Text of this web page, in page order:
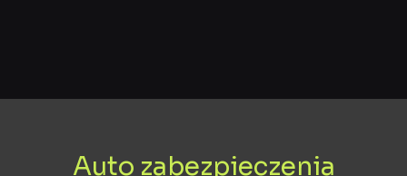
Auto zabezpieczenia